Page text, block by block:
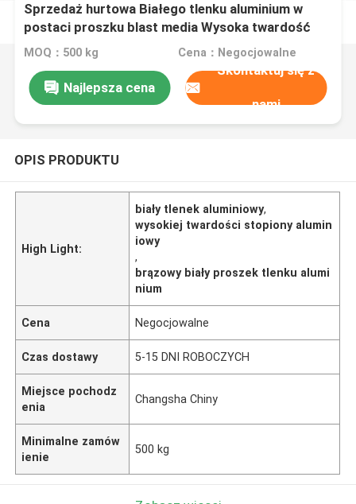
Sprzedaż hurtowa Białego tlenku aluminium w
postaci proszku blast media Wysoka twardość
Brązowa/biała alumina stopiona
MOQ：500 kg Cena：Negocjowalne
Najlepsza cena
Skontaktuj się z
nami
OPIS PRODUKTU
High Light:
biały tlenek aluminiowy,
wysokiej twardości stopiony alumin
iowy
,
brązowy biały proszek tlenku alumi
nium
Cena Negocjowalne
Czas dostawy 5-15 DNI ROBOCZYCH
Miejsce pochodz
enia
Changsha Chiny
Minimalne zamów
ienie
500 kg